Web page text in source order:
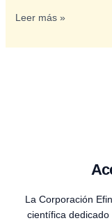
Leer más »
La Corporación
científica